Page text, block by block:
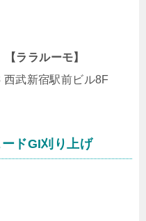
ララルーモ】
武新宿駅前ビル8F
ドGI刈り上げ